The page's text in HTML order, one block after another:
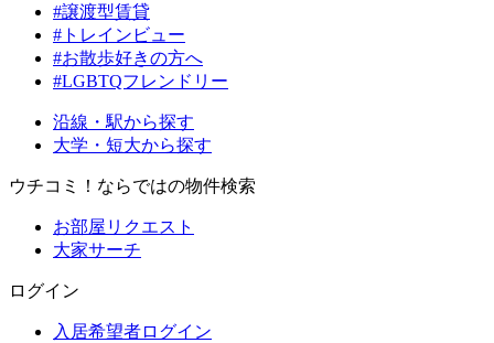
#譲渡型賃貸
#トレインビュー
#お散歩好きの方へ
#LGBTQフレンドリー
沿線・駅から探す
大学・短大から探す
ウチコミ！ならではの物件検索
お部屋リクエスト
大家サーチ
ログイン
入居希望者ログイン